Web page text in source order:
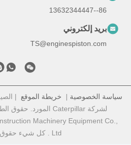
86--13632344447
بريد إلكتروني
TS@enginespiston.com
سياسة الخصوصية | خريطة الموقع |
Machinery Equipment Co.,
Ltd . كل شيء حقوق محجوزة